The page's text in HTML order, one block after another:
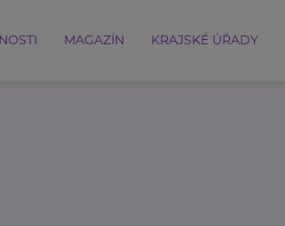
MAGAZÍN KRAJSKÉ ÚŘADY